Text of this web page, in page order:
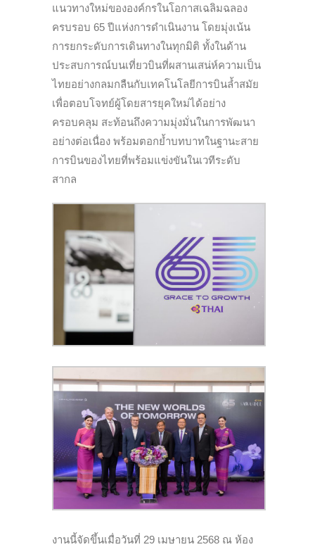
แนวทางใหม่ขององค์กรในโอกาสเฉลิมฉลอง
ครบรอบ 65 ปีแห่งการดำเนินงาน โดยมุ่งเน้น
การยกระดับการเดินทางในทุกมิติ ทั้งในด้าน
ประสบการณ์บนเที่ยวบินที่ผสานเสน่ห์ความเป็น
ไทยอย่างกลมกลืนกับเทคโนโลยีการบินล้ำสมัย
เพื่อตอบโจทย์ผู้โดยสารยุคใหม่ได้อย่าง
ครอบคลุม สะท้อนถึงความมุ่งมั่นในการพัฒนา
อย่างต่อเนื่อง พร้อมตอกย้ำบทบาทในฐานะสาย
การบินของไทยที่พร้อมแข่งขันในเวทีระดับ
สากล
งานนี้จัดขึ้นเมื่อวันที่ 29 เมษายน 2568 ณ ห้อง